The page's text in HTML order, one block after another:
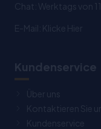
Chat: Werktags von
E-Mail: Klicke Hier
Kundenservice
Über uns
Kontaktieren Sie
Kundenservice